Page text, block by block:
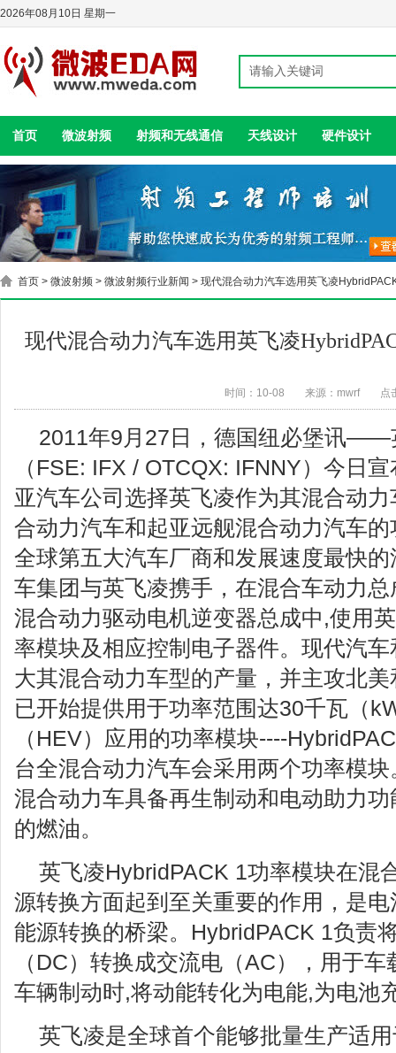
2026年08月10日 星期一
首页 微波射频 射频和无线通信 天线设计 硬件设计
首页 > 微波射频 > 微波射频行业新闻 > 现代混合动力汽车选用英飞凌
现代混合动力汽车选用英飞凌
时间：10-08 来源：mwrf 点
2011年9月27日，德国纽必堡讯——
（FSE: IFX / OTCQX: IFNNY）今日
亚汽车公司选择英飞凌作为其混合动
合动力汽车和起亚远舰混合动力汽车
全球第五大汽车厂商和发展速度最快
车集团与英飞凌携手，在混合车动力
混合动力驱动电机逆变器总成中,使用
率模块及相应控制电子器件。现代汽
大其混合动力车型的产量，并主攻北
已开始提供用于功率范围达30千瓦（
（HEV）应用的功率模块----
台全混合动力汽车会采用两个功率模
混合动力车具备再生制动和电动助力
的燃油。
英飞凌HybridPACK 1功率模块在混
源转换方面起到至关重要的作用，是
能源转换的桥梁。HybridPACK 1负责
（DC）转换成交流电（AC），用于
车辆制动时,将动能转化为电能,为电池
英飞凌是全球首个能够批量生产适